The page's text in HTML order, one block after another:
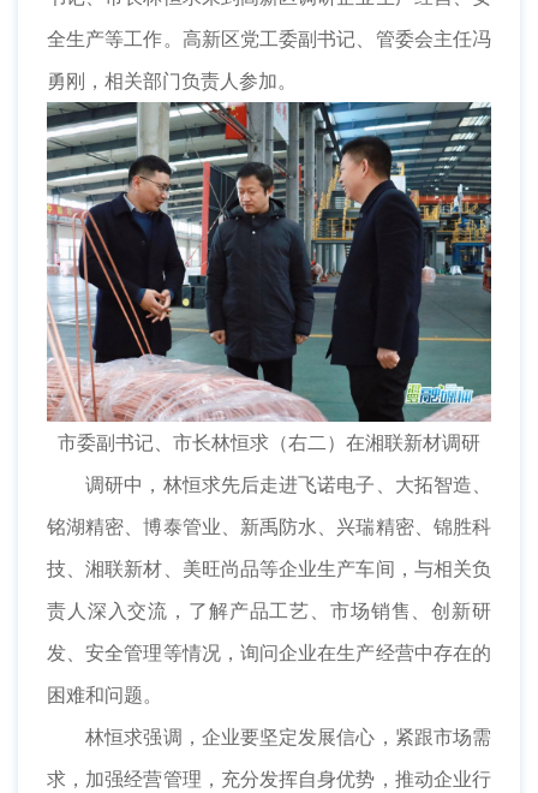
全生产等工作。高新区党工委副书记、管委会主任冯
勇刚，相关部门负责人参加。
市委副书记、市长林恒求（右二）在湘联新材调研
调研中，林恒求先后走进飞诺电子、大拓智造、
铭湖精密、博泰管业、新禹防水、兴瑞精密、锦胜科
技、湘联新材、美旺尚品等企业生产车间，与相关负
责人深入交流，了解产品工艺、市场销售、创新研
发、安全管理等情况，询问企业在生产经营中存在的
困难和问题。
林恒求强调，企业要坚定发展信心，紧跟市场需
求，加强经营管理，充分发挥自身优势，推动企业行